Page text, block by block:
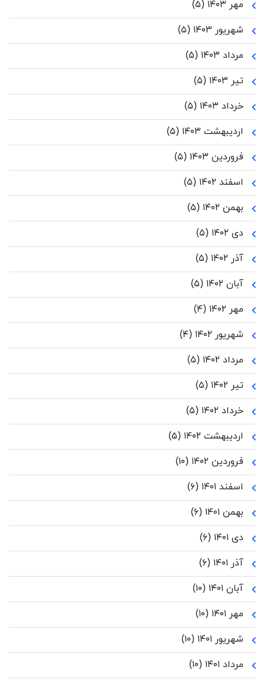
مهر ۱۴۰۳
(۵)
شهریور ۱۴۰۳
(۵)
مرداد ۱۴۰۳
(۵)
تیر ۱۴۰۳
(۵)
خرداد ۱۴۰۳
(۵)
اردیبهشت ۱۴۰۳
(۵)
فروردین ۱۴۰۳
(۵)
اسفند ۱۴۰۲
(۵)
بهمن ۱۴۰۲
(۵)
دی ۱۴۰۲
(۵)
آذر ۱۴۰۲
(۵)
آبان ۱۴۰۲
(۵)
مهر ۱۴۰۲
(۴)
شهریور ۱۴۰۲
(۴)
مرداد ۱۴۰۲
(۵)
تیر ۱۴۰۲
(۵)
خرداد ۱۴۰۲
(۵)
اردیبهشت ۱۴۰۲
(۵)
فروردین ۱۴۰۲
(۱۰)
اسفند ۱۴۰۱
(۶)
بهمن ۱۴۰۱
(۶)
دی ۱۴۰۱
(۶)
آذر ۱۴۰۱
(۶)
آبان ۱۴۰۱
(۱۰)
مهر ۱۴۰۱
(۱۰)
شهریور ۱۴۰۱
(۱۰)
مرداد ۱۴۰۱
(۱۰)